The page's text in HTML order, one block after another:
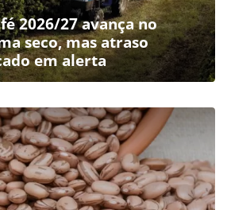
2026/27 avança no
seco, mas atraso
em alerta